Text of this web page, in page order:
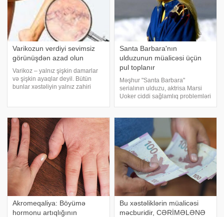
Varikozun verdiyi sevimsiz
görünüşdən azad olun
Varikoz – yalnız şişkin damarlar
və şişkin ayaqlar deyil. Bütün
bunlar xəstəliyin yalnız zahiri
artırır. Damar elastikliyini itiri
Santa Barbara'nın
ulduzunun müalicəsi üçün
pul toplanır
Məşhur "Santa Barbara"
serialının ulduzu, aktrisa Marsi
Uoker ciddi sağlamlıq problemləri
barədə aktrisanın serialdakı
keçmiş tərəf müqabili Ey Martine
Akromeqaliya: Böyümə
hormonu artıqlığının
Bu xəstəliklərin müalicəsi
məcburidir, CƏRİMƏLƏNƏ